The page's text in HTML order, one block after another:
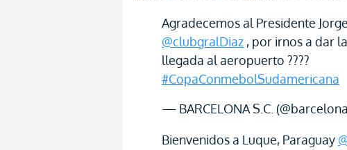
Agradecemos al Presidente
@clubgralDiaz , por irnos a dar
llegada al aeropuerto ????
#CopaConmebolSudamericana
— BARCELONA S.C.
Bienvenidos a Luque, Paraguay